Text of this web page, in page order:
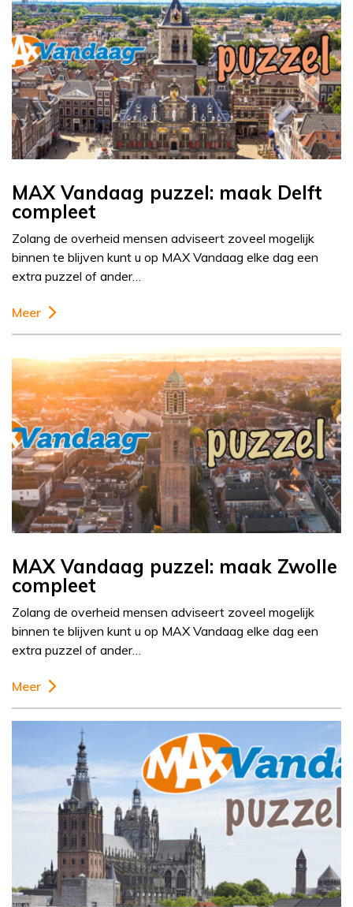
MAX Vandaag puzzel: maak Delft
compleet
Zolang de overheid mensen adviseert zoveel mogelijk
binnen te blijven kunt u op MAX Vandaag elke dag een
extra puzzel of ander…
Meer
MAX Vandaag puzzel: maak Zwolle
compleet
Zolang de overheid mensen adviseert zoveel mogelijk
binnen te blijven kunt u op MAX Vandaag elke dag een
extra puzzel of ander…
Meer